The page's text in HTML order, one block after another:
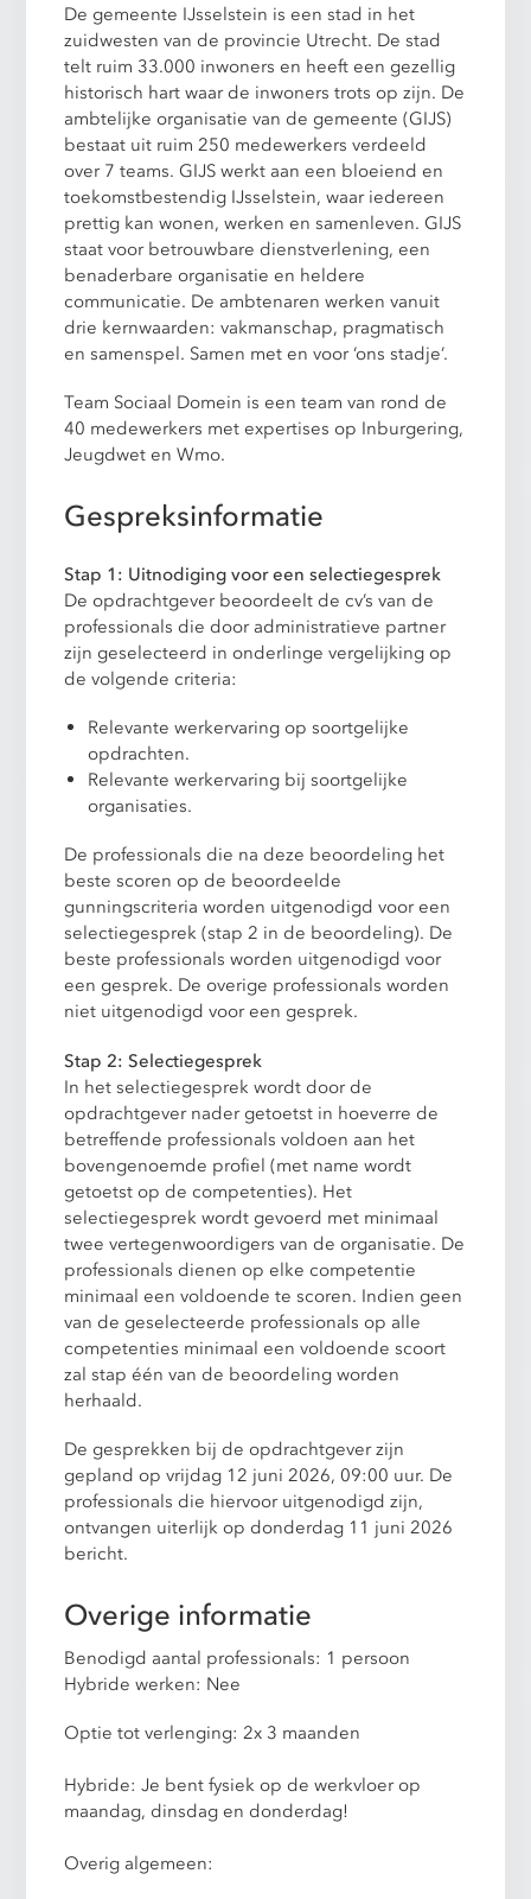
De gemeente IJsselstein is een stad in het
zuidwesten van de provincie Utrecht. De stad
telt ruim 33.000 inwoners en heeft een gezellig
historisch hart waar de inwoners trots op zijn. De
ambtelijke organisatie van de gemeente (GIJS)
bestaat uit ruim 250 medewerkers verdeeld
over 7 teams. GIJS werkt aan een bloeiend en
toekomstbestendig IJsselstein, waar iedereen
prettig kan wonen, werken en samenleven. GIJS
staat voor betrouwbare dienstverlening, een
benaderbare organisatie en heldere
communicatie. De ambtenaren werken vanuit
drie kernwaarden: vakmanschap, pragmatisch
en samenspel. Samen met en voor ‘ons stadje’.
Team Sociaal Domein is een team van rond de
40 medewerkers met expertises op Inburgering,
Jeugdwet en Wmo.
Gespreksinformatie
Stap 1: Uitnodiging voor een selectiegesprek
De opdrachtgever beoordeelt de cv’s van de
professionals die door administratieve partner
zijn geselecteerd in onderlinge vergelijking op
de volgende criteria:
Relevante werkervaring op soortgelijke
opdrachten.
Relevante werkervaring bij soortgelijke
organisaties.
De professionals die na deze beoordeling het
beste scoren op de beoordeelde
gunningscriteria worden uitgenodigd voor een
selectiegesprek (stap 2 in de beoordeling). De
beste professionals worden uitgenodigd voor
een gesprek. De overige professionals worden
niet uitgenodigd voor een gesprek.
Stap 2: Selectiegesprek
In het selectiegesprek wordt door de
opdrachtgever nader getoetst in hoeverre de
betreffende professionals voldoen aan het
bovengenoemde profiel (met name wordt
getoetst op de competenties). Het
selectiegesprek wordt gevoerd met minimaal
twee vertegenwoordigers van de organisatie. De
professionals dienen op elke competentie
minimaal een voldoende te scoren. Indien geen
van de geselecteerde professionals op alle
competenties minimaal een voldoende scoort
zal stap één van de beoordeling worden
herhaald.
De gesprekken bij de opdrachtgever zijn
gepland op vrijdag 12 juni 2026, 09:00 uur. De
professionals die hiervoor uitgenodigd zijn,
ontvangen uiterlijk op donderdag 11 juni 2026
bericht.
Overige informatie
Benodigd aantal professionals: 1 persoon
Hybride werken: Nee
Optie tot verlenging: 2x 3 maanden
Hybride: Je bent fysiek op de werkvloer op
maandag, dinsdag en donderdag!
Overig algemeen: